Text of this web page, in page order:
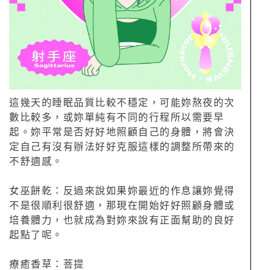
這幾天的睡眠品質比較不穩定，可能妳熬夜的次
數比較多，或妳單純有不同的行程所以需要早
起。妳平常是否好好地照顧自己的身體，將會決
定自己有沒有辦法好好克服這樣的調整所帶來的
不舒適感。
女巫餅乾：反過來說如果妳最近的作息讓妳覺得
不是很順利很舒適，那現在開始好好照顧身體或
培養體力，也就成為對妳來說有正面幫助的良好
起點了呢。
療癒香草：菩提